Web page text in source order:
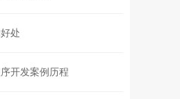
处
开发案例历程